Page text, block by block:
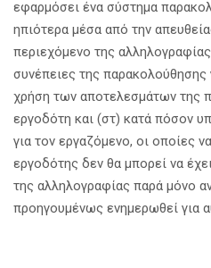
εφαρμόσει ένα σύστημα
ηπιότερα μέσα από την
περιεχόμενο της
συνέπειες της παρακολούθησης
χρήση των αποτελεσμάτων της
εργοδότη και (στ) κατά πόσον
για τον εργαζόμενο, οι οποίες
εργοδότης δεν θα μπορεί να
της αλληλογραφίας παρά μόνο
προηγουμένως ενημερωθεί για